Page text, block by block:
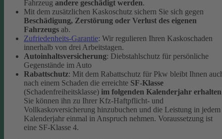
Fahrzeug andere geschädigt werden.
Mit dem zusätzlichen Kaskoschutz sichern Sie sich gegen
Beschädigung, Zerstörung oder Verlust des eigenen
Fahrzeugs ab.
Zufriedenheits-Garantie: Wir regulieren Ihren Kaskoschaden
innerhalb von drei Arbeitstagen.
Autoinhaltsversicherung: Diebstahlschutz für persönliche
Gegenstände im Auto
Rabattschutz: Mit dem Rabattschutz für Pkw bleibt Ihnen
nach einem Schaden die erreichte SF-Klasse
(Schadenfreiheitsklasse) im folgenden Kalenderjahr erhalten
Sie können ihn zu Ihrer Kfz-Haftpflicht- und
Vollkaskoversicherung hinzubuchen und die Leistung in jedem
Kalenderjahr einmal in Anspruch nehmen. Voraussetzung ist
eine SF-Klasse 4.